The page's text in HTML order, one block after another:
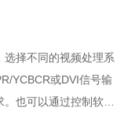
择不同的视频处理系
YCBCR或DVI信号输
。也可以通过控制软